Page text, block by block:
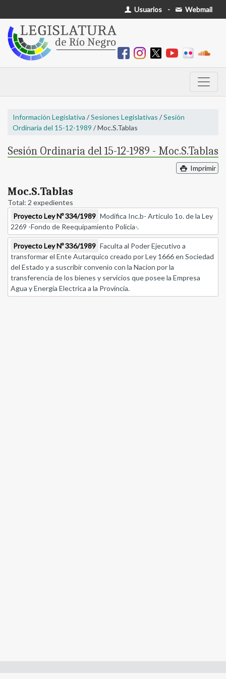
Usuarios - Webmail
Información Legislativa /Sesiones Legislativas /Sesión
Ordinaria del 15-12-1989 / Moc.S.Tablas
Sesión Ordinaria del 15-12-1989 - Moc.S.Tablas
Imprimir
Moc.S.Tablas
Total: 2 expedientes
Proyecto Ley Nº 334/1989 Modifica Inc.b- Articulo 1o. de la Ley
2269 -Fondo de Reequipamiento Policia-.
Proyecto Ley Nº 336/1989 Faculta al Poder Ejecutivo a
transformar el Ente Autarquico creado por Ley 1666 en Sociedad
del Estado y a suscribir convenio con la Nacion por la
transferencia de los bienes y servicios que posee la Empresa
Agua y Energia Electrica a la Provincia.